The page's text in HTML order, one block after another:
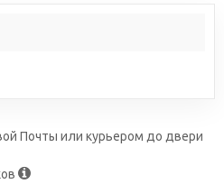
Почты или курьером до двери